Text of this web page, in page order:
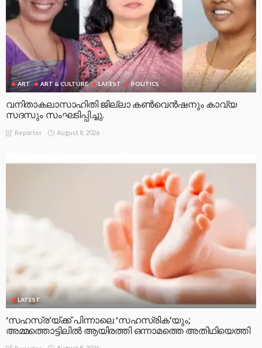
ART ART & CULTURE LATEST POLITICS
വനിതാകലാസാഹിതി ജില്ലാ കൺവെൻഷനും കാവ്യ
സദസും സംഘടിപ്പിച്ചു.
Reporter August 8, 2026
LATEST
‘സഹസ്ര’യ്ക്ക് പിന്നാലെ ‘സഹസ്രിക’യും;
അമ്മത്തൊട്ടിലിൽ ആയിരത്തി ഒന്നാമത്തെ അതിഥിയെത്തി